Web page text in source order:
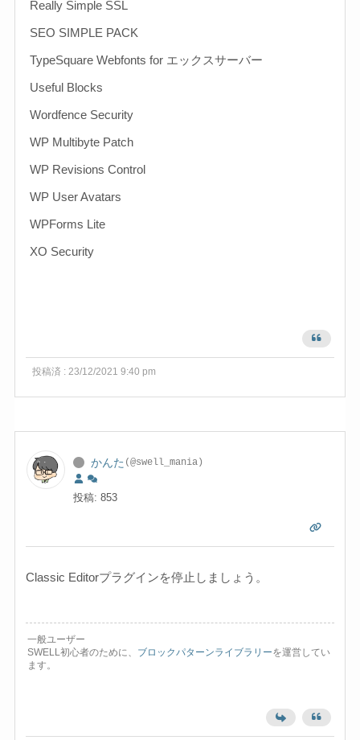
Really Simple SSL
SEO SIMPLE PACK
TypeSquare Webfonts for エックスサーバー
Useful Blocks
Wordfence Security
WP Multibyte Patch
WP Revisions Control
WP User Avatars
WPForms Lite
XO Security
投稿済 : 23/12/2021 9:40 pm
かんた (@swell_mania)
投稿: 853
Classic Editorプラグインを停止しましょう。
一般ユーザー
SWELL初心者のために、 ブロックパターンライブラリーを運営してい
ます。